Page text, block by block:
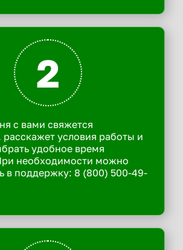
2
с вами свяжется
расскажет условия работы и
удобное время
необходимости можно
в поддержку: 8 (800) 500-49-